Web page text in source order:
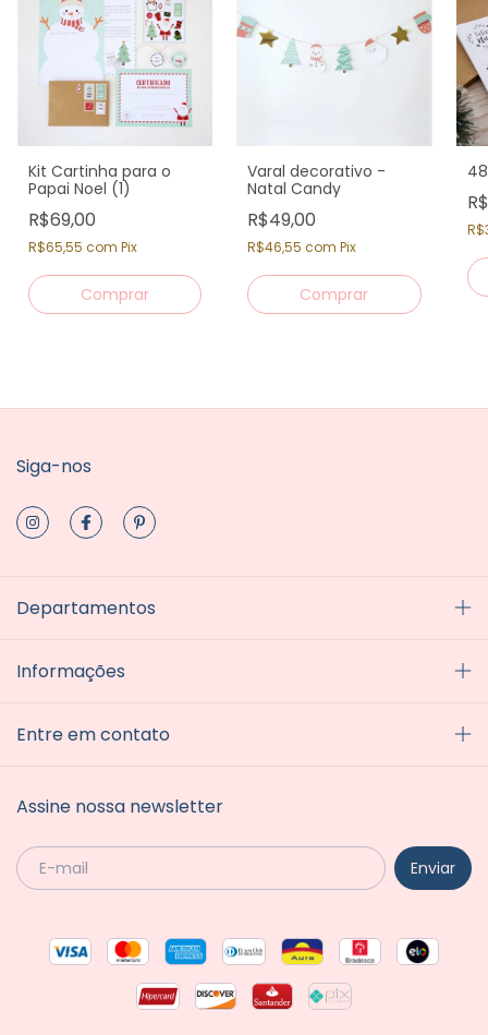
Kit Cartinha para o
Papai Noel (1)
R$69,00
R$65,55 com Pix
Varal decorativo -
Natal Candy
R$49,00
R$46,55com Pix
Siga-nos
Departamentos
Informações
Entre em contato
Assine nossa newsletter